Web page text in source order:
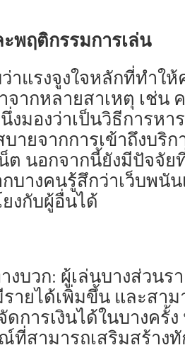
ะพฤติกรรมการเล่น
าแรงจูงใจหลักที่ทำใ
ากหลายสาเหตุ เช่น
มองว่าเป็นวิธีการหา
ายจากการเข้าถึงบริ
ต นอกจากนี้ยังมีปัจจัย
กบางคนรู้สึกว่าเว็บพ
งกับผู้อื่นได้
บวก: ผู้เล่นบางส่วนร
ายได้เพิ่มขึ้น และสาม
ดการเงินได้ในบางครั้
ที่สามารถเสริมสร้าง